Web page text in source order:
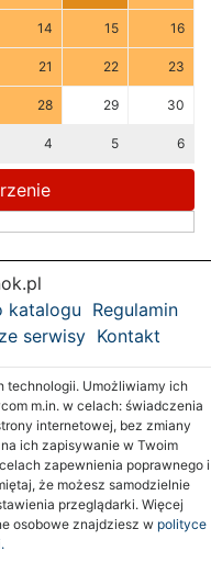
14 15 16
21 22 23
28 29 30
4 5 6
katalogu Regulamin
serwisy Kontakt
technologii. Umożliwiamy ich
m.in. w celach: świadczenia
internetowej, bez zmiany
ich zapisywanie w Twoim
zapewnienia poprawnego i
że możesz samodzielnie
przeglądarki. Więcej
osobowe znajdziesz w polityce